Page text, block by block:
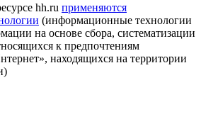
hh.ru применяются
(информационные технологии
на основе сбора, систематизации
к предпочтениям
находящихся на территории